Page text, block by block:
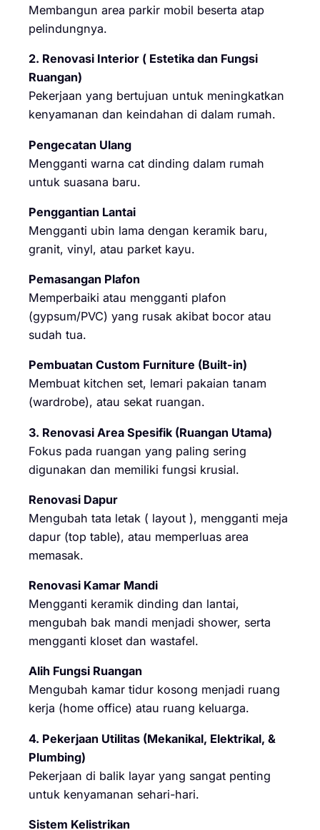
Membangun area parkir mobil beserta atap
pelindungnya.
2. Renovasi Interior ( Estetika dan Fungsi
Ruangan)
Pekerjaan yang bertujuan untuk meningkatkan
kenyamanan dan keindahan di dalam rumah.
Pengecatan Ulang
Mengganti warna cat dinding dalam rumah
untuk suasana baru.
Penggantian Lantai
Mengganti ubin lama dengan keramik baru,
granit, vinyl, atau parket kayu.
Pemasangan Plafon
Memperbaiki atau mengganti plafon
(gypsum/PVC) yang rusak akibat bocor atau
sudah tua.
Pembuatan Custom Furniture (Built-in)
Membuat kitchen set, lemari pakaian tanam
(wardrobe), atau sekat ruangan.
3. Renovasi Area Spesifik (Ruangan Utama)
Fokus pada ruangan yang paling sering
digunakan dan memiliki fungsi krusial.
Renovasi Dapur
Mengubah tata letak ( layout ), mengganti meja
dapur (top table), atau memperluas area
memasak.
Renovasi Kamar Mandi
Mengganti keramik dinding dan lantai,
mengubah bak mandi menjadi shower, serta
mengganti kloset dan wastafel.
Alih Fungsi Ruangan
Mengubah kamar tidur kosong menjadi ruang
kerja (home office) atau ruang keluarga.
4. Pekerjaan Utilitas (Mekanikal, Elektrikal, &
Plumbing)
Pekerjaan di balik layar yang sangat penting
untuk kenyamanan sehari-hari.
Sistem Kelistrikan